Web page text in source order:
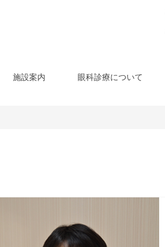
施設案内 眼科診療について